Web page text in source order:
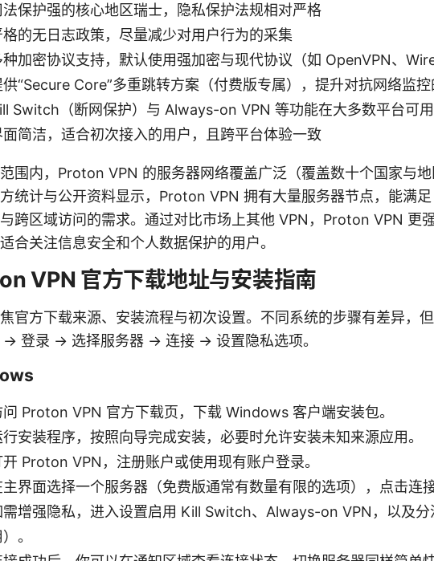
法保护强的核心地区瑞士，隐私保护法规相对严格
格的无日志政策，尽量减少对用户行为的采集
种加密协议支持，默认使用强加密与现代协议（如 OpenVPN、
供“Secure Core”多重跳转方案（付费版专属），提升对抗网络监
Switch（断网保护）与 Always-on VPN 等功能在大多数平台可用
面简洁，适合初次接入的用户，且跨平台体验一致
围内，Proton VPN 的服务器网络覆盖广泛（覆盖数十个国家与
统计与公开资料显示，Proton VPN 拥有大量服务器节点，能满
跨区域访问的需求。通过对比市场上其他 VPN，Proton VPN 更
合关注信息安全和个人数据保护的用户。
VPN 官方下载地址与安装指南
官方下载来源、安装流程与初次设置。不同系统的步骤有差异，
> 登录 -> 选择服务器 -> 连接 -> 设置隐私选项。
问 Proton VPN 官方下载页，下载 Windows 客户端安装包。
行安装程序，按照向导完成安装，必要时允许安装未知来源应用。
开 Proton VPN，注册账户或使用现有账户登录。
主界面选择一个服务器（免费版通常有数量有限的选项），点击连
需增强隐私，进入设置启用 Kill Switch、Always-on VPN，以及分
。